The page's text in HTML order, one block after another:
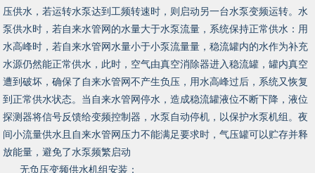
压供水，若运转水泵达到工频转速时，则启动另一台水泵变频运转。水
泵供水时，若自来水管网的水量大于水泵流量，系统保持正常供水：用
水高峰时，若自来水管网水量小于小泵流量量，稳流罐内的水作为补充
水源仍然能正常供水，此时，空气由真空消除器进入稳流罐，罐内真空
遭到破坏，确保了自来水管网不产生负压，用水高峰过后，系统又恢复
到正常供水状态。当自来水管网停水，造成稳流罐液位不断下降，液位
探测器将信号反馈给变频控制器，水泵自动停机，以保护水泵机组。夜
间小流量供水且自来水管网压力不能满足要求时，气压罐可以贮存并释
放能量，避免了水泵频繁启动
无负压变频供水机组安装：